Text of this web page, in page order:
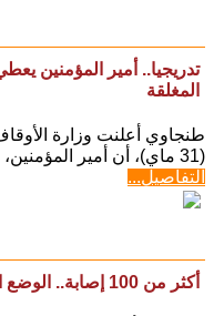
تدريجيا.. أمير المؤمنين
المغلقة
طنجاوي أعلنت وزارة الأوقاف
(31 ماي)، أن أمير المؤمنين، الملك محمد السادس،
التفاصيل...
أكثر من 100 إصابة.. الوضع الوبائي لكورونا بالمغرب